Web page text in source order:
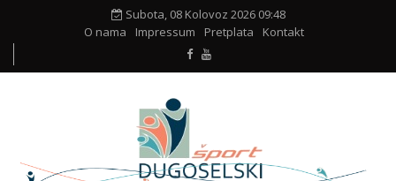
Subota, 08 Kolovoz 2026 09:48
O nama
Impressum Pretplata Kontakt